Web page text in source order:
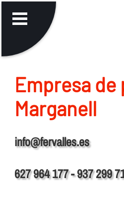
Empresa de
Marganell
info@fervalles.es
627 964 177 - 937 299